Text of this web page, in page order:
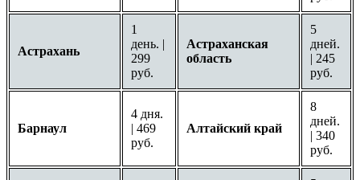
Астрахань
1
день. |
299
руб.
Астраханская
область
5
дней.
| 245
руб.
Барнаул
4 дня.
| 469
руб.
Алтайский край
8
дней.
| 340
руб.